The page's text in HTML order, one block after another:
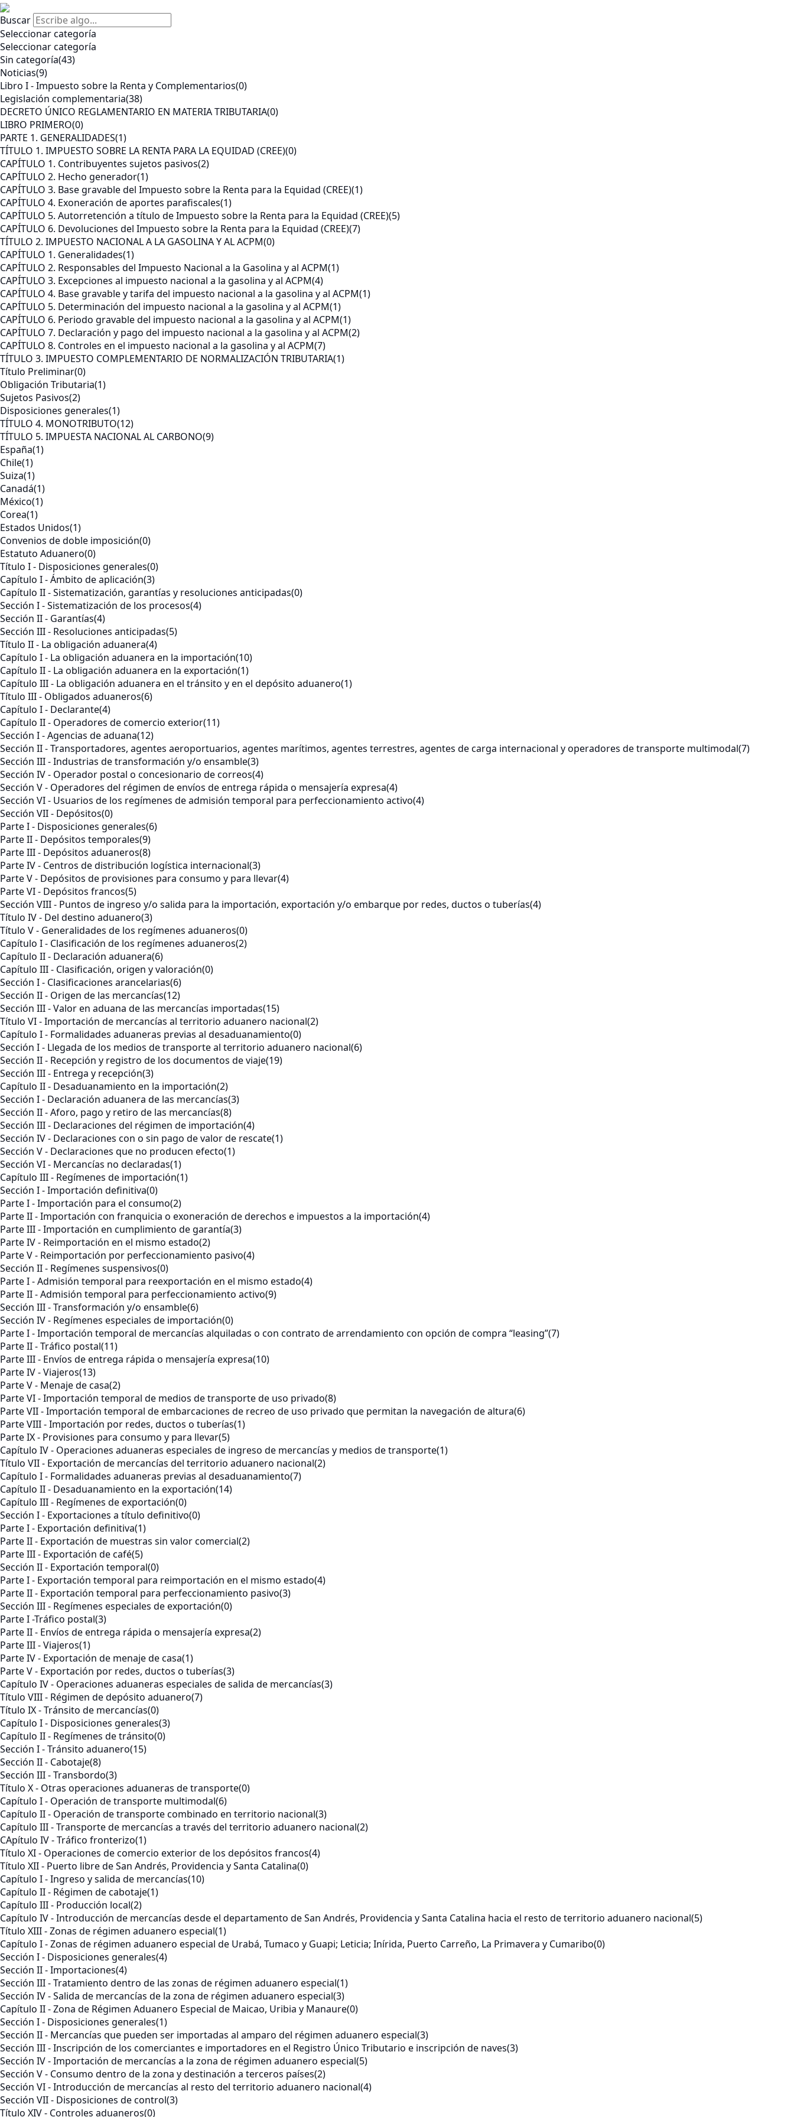
Buscar
Seleccionar categoría
Seleccionar categoría
Sin categoría(43)
Noticias(9)
Libro I - Impuesto sobre la Renta y Complementarios(0)
Legislación complementaria(38)
DECRETO ÚNICO REGLAMENTARIO EN MATERIA TRIBUTARIA(0)
LIBRO PRIMERO(0)
PARTE 1. GENERALIDADES(1)
TÍTULO 1. IMPUESTO SOBRE LA RENTA PARA LA EQUIDAD (CREE)(0)
CAPÍTULO 1. Contribuyentes sujetos pasivos(2)
CAPÍTULO 2. Hecho generador(1)
CAPÍTULO 3. Base gravable del Impuesto sobre la Renta para la Equidad (CREE)(1)
CAPÍTULO 4. Exoneración de aportes parafiscales(1)
CAPÍTULO 5. Autorretención a título de Impuesto sobre la Renta para la Equidad (CREE)(5)
CAPÍTULO 6. Devoluciones del Impuesto sobre la Renta para la Equidad (CREE)(7)
TÍTULO 2. IMPUESTO NACIONAL A LA GASOLINA Y AL ACPM(0)
CAPÍTULO 1. Generalidades(1)
CAPÍTULO 2. Responsables del Impuesto Nacional a la Gasolina y al ACPM(1)
CAPÍTULO 3. Excepciones al impuesto nacional a la gasolina y al ACPM(4)
CAPÍTULO 4. Base gravable y tarifa del impuesto nacional a la gasolina y al ACPM(1)
CAPÍTULO 5. Determinación del impuesto nacional a la gasolina y al ACPM(1)
CAPÍTULO 6. Periodo gravable del impuesto nacional a la gasolina y al ACPM(1)
CAPÍTULO 7. Declaración y pago del impuesto nacional a la gasolina y al ACPM(2)
CAPÍTULO 8. Controles en el impuesto nacional a la gasolina y al ACPM(7)
TÍTULO 3. IMPUESTO COMPLEMENTARIO DE NORMALIZACIÓN TRIBUTARIA(1)
Título Preliminar(0)
Obligación Tributaria(1)
Sujetos Pasivos(2)
Disposiciones generales(1)
TÍTULO 4. MONOTRIBUTO(12)
TÍTULO 5. IMPUESTA NACIONAL AL CARBONO(9)
España(1)
Chile(1)
Suiza(1)
Canadá(1)
México(1)
Corea(1)
Estados Unidos(1)
Convenios de doble imposición(0)
Estatuto Aduanero(0)
Título I - Disposiciones generales(0)
Capítulo I - Ámbito de aplicación(3)
Capítulo II - Sistematización, garantías y resoluciones anticipadas(0)
Sección I - Sistematización de los procesos(4)
Sección II - Garantías(4)
Sección III - Resoluciones anticipadas(5)
Título II - La obligación aduanera(4)
Capítulo I - La obligación aduanera en la importación(10)
Capítulo II - La obligación aduanera en la exportación(1)
Capítulo III - La obligación aduanera en el tránsito y en el depósito aduanero(1)
Título III - Obligados aduaneros(6)
Capítulo I - Declarante(4)
Capítulo II - Operadores de comercio exterior(11)
Sección I - Agencias de aduana(12)
Sección II - Transportadores, agentes aeroportuarios, agentes marítimos, agentes terrestres, agentes de carga internacional y operadores de transporte multimodal(7)
Sección III - Industrias de transformación y/o ensamble(3)
Sección IV - Operador postal o concesionario de correos(4)
Sección V - Operadores del régimen de envíos de entrega rápida o mensajería expresa(4)
Sección VI - Usuarios de los regímenes de admisión temporal para perfeccionamiento activo(4)
Sección VII - Depósitos(0)
Parte I - Disposiciones generales(6)
Parte II - Depósitos temporales(9)
Parte III - Depósitos aduaneros(8)
Parte IV - Centros de distribución logística internacional(3)
Parte V - Depósitos de provisiones para consumo y para llevar(4)
Parte VI - Depósitos francos(5)
Sección VIII - Puntos de ingreso y/o salida para la importación, exportación y/o embarque por redes, ductos o tuberías(4)
Título IV - Del destino aduanero(3)
Título V - Generalidades de los regímenes aduaneros(0)
Capítulo I - Clasificación de los regímenes aduaneros(2)
Capítulo II - Declaración aduanera(6)
Capítulo III - Clasificación, origen y valoración(0)
Sección I - Clasificaciones arancelarias(6)
Sección II - Origen de las mercancías(12)
Sección III - Valor en aduana de las mercancías importadas(15)
Título VI - Importación de mercancías al territorio aduanero nacional(2)
Capítulo I - Formalidades aduaneras previas al desaduanamiento(0)
Sección I - Llegada de los medios de transporte al territorio aduanero nacional(6)
Sección II - Recepción y registro de los documentos de viaje(19)
Sección III - Entrega y recepción(3)
Capítulo II - Desaduanamiento en la importación(2)
Sección I - Declaración aduanera de las mercancías(3)
Sección II - Aforo, pago y retiro de las mercancías(8)
Sección III - Declaraciones del régimen de importación(4)
Sección IV - Declaraciones con o sin pago de valor de rescate(1)
Sección V - Declaraciones que no producen efecto(1)
Sección VI - Mercancías no declaradas(1)
Capítulo III - Regímenes de importación(1)
Sección I - Importación definitiva(0)
Parte I - Importación para el consumo(2)
Parte II - Importación con franquicia o exoneración de derechos e impuestos a la importación(4)
Parte III - Importación en cumplimiento de garantía(3)
Parte IV - Reimportación en el mismo estado(2)
Parte V - Reimportación por perfeccionamiento pasivo(4)
Sección II - Regímenes suspensivos(0)
Parte I - Admisión temporal para reexportación en el mismo estado(4)
Parte II - Admisión temporal para perfeccionamiento activo(9)
Sección III - Transformación y/o ensamble(6)
Sección IV - Regímenes especiales de importación(0)
Parte I - Importación temporal de mercancías alquiladas o con contrato de arrendamiento con opción de compra “leasing”(7)
Parte II - Tráfico postal(11)
Parte III - Envíos de entrega rápida o mensajería expresa(10)
Parte IV - Viajeros(13)
Parte V - Menaje de casa(2)
Parte VI - Importación temporal de medios de transporte de uso privado(8)
Parte VII - Importación temporal de embarcaciones de recreo de uso privado que permitan la navegación de altura(6)
Parte VIII - Importación por redes, ductos o tuberías(1)
Parte IX - Provisiones para consumo y para llevar(5)
Capítulo IV - Operaciones aduaneras especiales de ingreso de mercancías y medios de transporte(1)
Título VII - Exportación de mercancías del territorio aduanero nacional(2)
Capítulo I - Formalidades aduaneras previas al desaduanamiento(7)
Capítulo II - Desaduanamiento en la exportación(14)
Capítulo III - Regímenes de exportación(0)
Sección I - Exportaciones a título definitivo(0)
Parte I - Exportación definitiva(1)
Parte II - Exportación de muestras sin valor comercial(2)
Parte III - Exportación de café(5)
Sección II - Exportación temporal(0)
Parte I - Exportación temporal para reimportación en el mismo estado(4)
Parte II - Exportación temporal para perfeccionamiento pasivo(3)
Sección III - Regímenes especiales de exportación(0)
Parte I -Tráfico postal(3)
Parte II - Envíos de entrega rápida o mensajería expresa(2)
Parte III - Viajeros(1)
Parte IV - Exportación de menaje de casa(1)
Parte V - Exportación por redes, ductos o tuberías(3)
Capítulo IV - Operaciones aduaneras especiales de salida de mercancías(3)
Título VIII - Régimen de depósito aduanero(7)
Título IX - Tránsito de mercancías(0)
Capítulo I - Disposiciones generales(3)
Capítulo II - Regímenes de tránsito(0)
Sección I - Tránsito aduanero(15)
Sección II - Cabotaje(8)
Sección III - Transbordo(3)
Título X - Otras operaciones aduaneras de transporte(0)
Capítulo I - Operación de transporte multimodal(6)
Capítulo II - Operación de transporte combinado en territorio nacional(3)
Capítulo III - Transporte de mercancías a través del territorio aduanero nacional(2)
CApítulo IV - Tráfico fronterizo(1)
Título XI - Operaciones de comercio exterior de los depósitos francos(4)
Título XII - Puerto libre de San Andrés, Providencia y Santa Catalina(0)
Capítulo I - Ingreso y salida de mercancías(10)
Capítulo II - Régimen de cabotaje(1)
Capítulo III - Producción local(2)
Capítulo IV - Introducción de mercancías desde el departamento de San Andrés, Providencia y Santa Catalina hacia el resto de territorio aduanero nacional(5)
Título XIII - Zonas de régimen aduanero especial(1)
Capítulo I - Zonas de régimen aduanero especial de Urabá, Tumaco y Guapi; Leticia; Inírida, Puerto Carreño, La Primavera y Cumaribo(0)
Sección I - Disposiciones generales(4)
Sección II - Importaciones(4)
Sección III - Tratamiento dentro de las zonas de régimen aduanero especial(1)
Sección IV - Salida de mercancías de la zona de régimen aduanero especial(3)
Capítulo II - Zona de Régimen Aduanero Especial de Maicao, Uribia y Manaure(0)
Sección I - Disposiciones generales(1)
Sección II - Mercancías que pueden ser importadas al amparo del régimen aduanero especial(3)
Sección III - Inscripción de los comerciantes e importadores en el Registro Único Tributario e inscripción de naves(3)
Sección IV - Importación de mercancías a la zona de régimen aduanero especial(5)
Sección V - Consumo dentro de la zona y destinación a terceros países(2)
Sección VI - Introducción de mercancías al resto del territorio aduanero nacional(4)
Sección VII - Disposiciones de control(3)
Título XIV - Controles aduaneros(0)